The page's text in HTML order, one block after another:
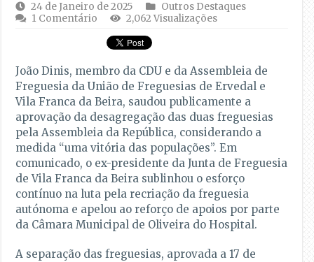
24 de Janeiro de 2025
Outros Destaques
1 Comentário
2,062 Visualizações
João Dinis, membro da CDU e da Assembleia de
Freguesia da União de Freguesias de Ervedal e
Vila Franca da Beira, saudou publicamente a
aprovação da desagregação das duas freguesias
pela Assembleia da República, considerando a
medida “uma vitória das populações”. Em
comunicado, o ex-presidente da Junta de Freguesia
de Vila Franca da Beira sublinhou o esforço
contínuo na luta pela recriação da freguesia
autónoma e apelou ao reforço de apoios por parte
da Câmara Municipal de Oliveira do Hospital.
A separação das freguesias, aprovada a 17 de